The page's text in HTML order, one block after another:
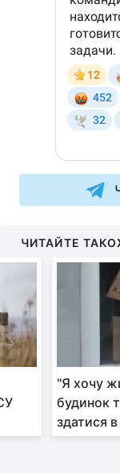
ЧИТАЙТЕ
"Я хочу
будинок
здатися